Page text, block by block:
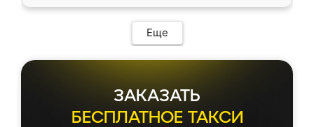
Еще
ЗАКАЗАТЬ
БЕСПЛАТНОЕ ТАКСИ